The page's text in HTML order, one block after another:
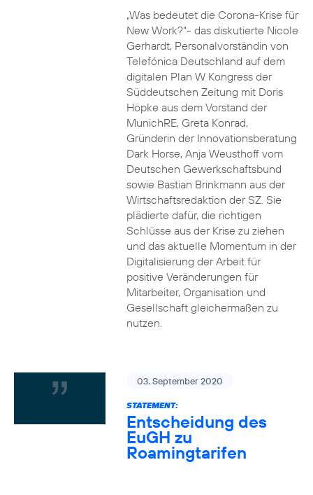
„Was bedeutet die Corona-Krise für
New Work?“- das diskutierte Nicole
Gerhardt, Personalvorständin von
Telefónica Deutschland auf dem
digitalen Plan W Kongress der
Süddeutschen Zeitung mit Doris
Höpke aus dem Vorstand der
MunichRE, Greta Konrad,
Gründerin der Innovationsberatung
Dark Horse, Anja Weusthoff vom
Deutschen Gewerkschaftsbund
sowie Bastian Brinkmann aus der
Wirtschaftsredaktion der SZ. Sie
plädierte dafür, die richtigen
Schlüsse aus der Krise zu ziehen
und das aktuelle Momentum in der
Digitalisierung der Arbeit für
positive Veränderungen für
Mitarbeiter, Organisation und
Gesellschaft gleichermaßen zu
nutzen.
03. September 2020
STATEMENT:
Entscheidung des
EuGH zu
Roamingtarifen